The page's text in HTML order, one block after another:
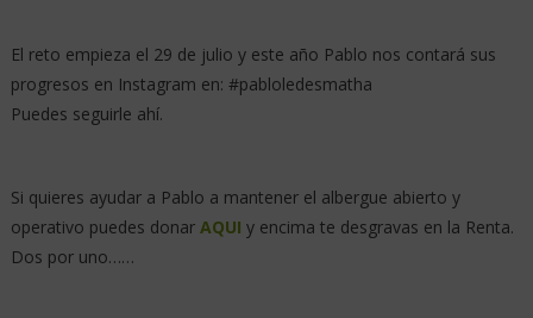
El reto empieza el 29 de julio y este año Pablo nos contará sus
progresos en Instagram en: #pabloledesmatha
Puedes seguirle ahí.
Si quieres ayudar a Pablo a mantener el albergue abierto y
operativo puedes donar AQUI y encima te desgravas en la Renta.
Dos por uno……